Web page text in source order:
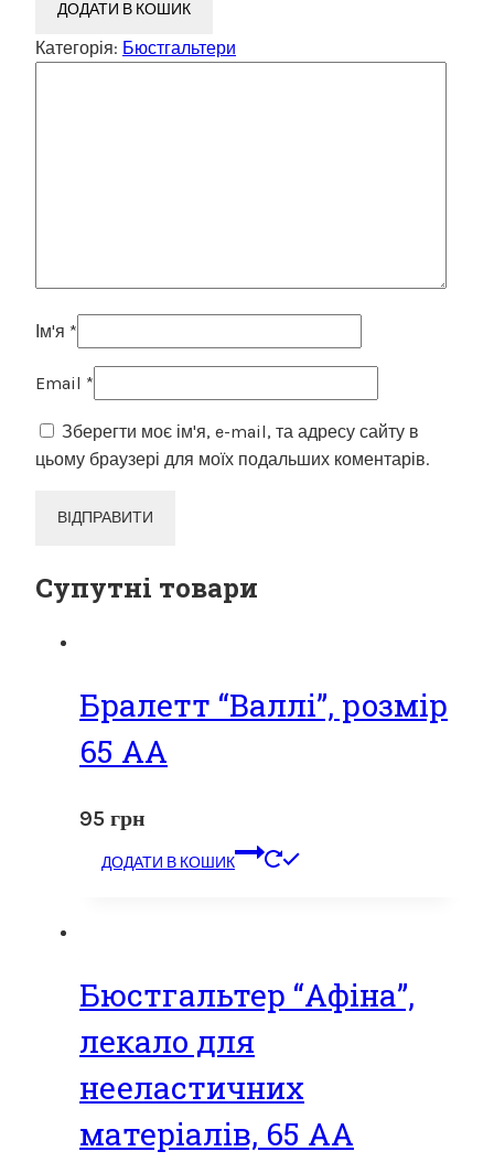
ДОДАТИ В КОШИК
Категорія: Бюстгальтери
Ім'я *
Email *
Зберегти моє ім'я, e-mail, та адресу сайту в
цьому браузері для моїх подальших коментарів.
Супутні товари
Бралетт “Валлі”, розмір
65 АА
95 грн
ДОДАТИ В КОШИК
Бюстгальтер “Афіна”,
лекало для
нееластичних
матеріалів, 65 АА